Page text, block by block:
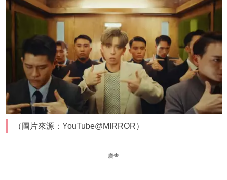
（圖片來源：YouTube@MIRROR）
廣告